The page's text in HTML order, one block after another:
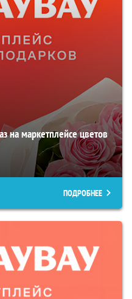
на маркетплейсе цветов
ПОДРОБНЕЕ